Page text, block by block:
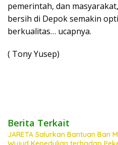
pemerintah, dan
bersih di Depok semakin
berkualitas… ucapnya.
( Tony Yusep)
Berita Terkait
JARETA Salurkan Bantuan Ban